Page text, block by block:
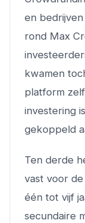
en
rond Max
kwamen
platform
investering
gekoppeld
Ten derde
vast voor
één tot vijf
secundaire